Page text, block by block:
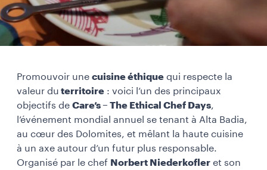
Promouvoir une cuisine éthique qui respecte la
valeur du territoire : voici l’un des principaux
objectifs de Care’s – The Ethical Chef Days,
l’événement mondial annuel se tenant à Alta Badia,
au cœur des Dolomites, et mêlant la haute cuisine
à un axe autour d’un futur plus responsable.
Organisé par le chef Norbert Niederkofler et son